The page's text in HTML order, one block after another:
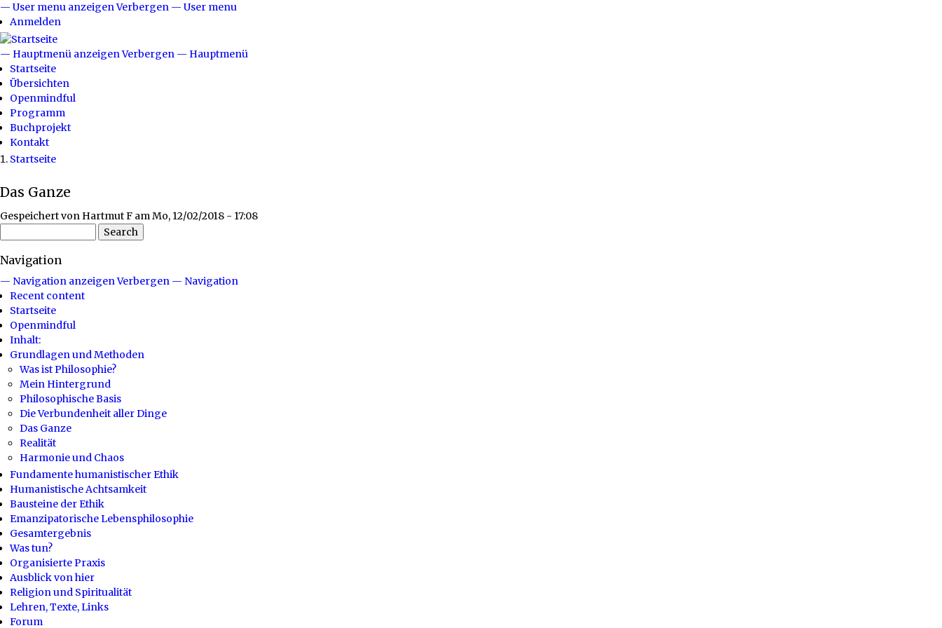
Direkt
zum
Inhalt
User
menu
— User menu anzeigenVerbergen — User menu
Anmelden
Hauptmenü
— Hauptmenü anzeigen Verbergen — Hauptmenü
Startseite
Übersichten
Openmindful
Programm
Buchprojekt
Kontakt
Startseite
Das Ganze
Gespeichert von Hartmut F amMo, 12/02/2018 - 17:08
Navigation
— Navigation anzeigenVerbergen — Navigation
Recent content
Startseite
Openmindful
Inhalt:
Grundlagen und Methoden
Was ist Philosophie?
Mein Hintergrund
Philosophische Basis
Die Verbundenheit aller Dinge
Das Ganze
Realität
Harmonie und Chaos
Fundamente humanistischer Ethik
Humanistische Achtsamkeit
Bausteine der Ethik
Emanzipatorische Lebensphilosophie
Gesamtergebnis
Was tun?
Organisierte Praxis
Ausblick von hier
Religion und Spiritualität
Lehren, Texte, Links
Forum